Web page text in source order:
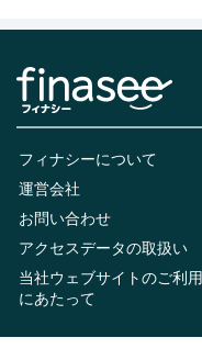
フィナシーについて
運営会社
お問い合わせ
アクセスデータの取扱い
当社ウェブサイトのご利用
にあたって